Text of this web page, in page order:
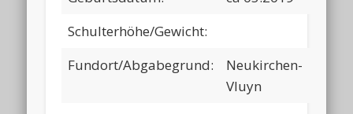
Schulterhöhe/Gewicht:
Fundort/Abgabegrund:
Neukirchen-
Vluyn